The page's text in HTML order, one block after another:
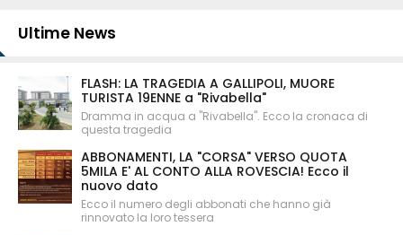
Ultime News
FLASH: LA TRAGEDIA A GALLIPOLI, MUORE
TURISTA 19ENNE a "Rivabella"
Dramma in acqua a "Rivabella". Ecco la cronaca di
questa tragedia
ABBONAMENTI, LA "CORSA" VERSO QUOTA
5MILA E' AL CONTO ALLA ROVESCIA! Ecco il
nuovo dato
Ecco il numero degli abbonati che hanno già
rinnovato la loro tessera